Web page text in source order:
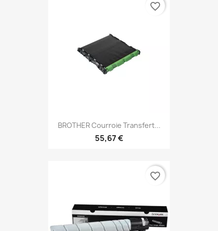
BROTHER Courroie Transfert...
55,67 €
favorite_border
favorite_border